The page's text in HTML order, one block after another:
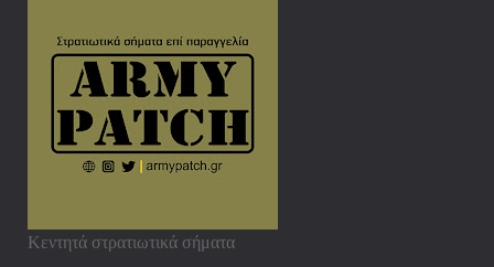
Κεντητά στρατιωτικά σήματα